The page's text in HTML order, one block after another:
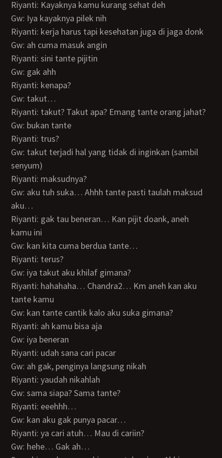
Riyanti: Kayaknya kamu kurang sehat deh
Gw: Iya kayaknya pilek nih
Riyanti: kerja harus tapi kesehatan juga di jaga donk
Gw: ah cuma masuk angin
Riyanti: sini tante pijitin
Gw: gak ahh
Riyanti: kenapa?
Gw: takut…
Riyanti: takut? Takut apa? Emang tante orang jahat?
Gw: bukan tante
Riyanti: trus?
Gw: takut terjadi hal yang tidak di inginkan (sambil
senyum)
Riyanti: maksudnya?
Gw: aku tuh suka… Ahhh tante pasti taulah maksud
aku…
Riyanti: gak tau beneran… Kan pijit doank, aneh
kamu ini
Gw: kan kita cuma berdua tante…
Riyanti: terus?
Gw: iya takut aku khilaf gimana?
Riyanti: hahahaha… Chandra2… Km aneh kan aku
tante kamu
Gw: kan tante cantik kalo aku suka gimana?
Riyanti: ah kamu bisa aja
Gw: iya beneran
Riyanti: udah sana cari pacar
Gw: ah gak, penginya langsung nikah
Riyanti: yaudah nikahlah
Gw: sama siapa? Sama tante?
Riyanti: eeehhh…
Gw: kan aku gak punya pacar…
Riyanti: ya cari atuh… Mau di cariin?
Gw: hehe… Gak ah…